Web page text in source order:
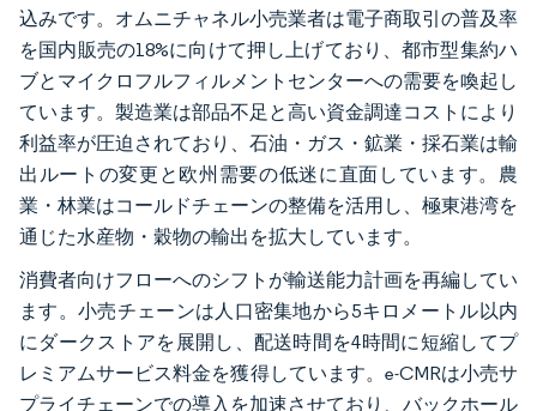
込みです。オムニチャネル小売業者は電子商取引の普及率
を国内販売の18%に向けて押し上げており、都市型集約ハ
ブとマイクロフルフィルメントセンターへの需要を喚起し
ています。製造業は部品不足と高い資金調達コストにより
利益率が圧迫されており、石油・ガス・鉱業・採石業は輸
出ルートの変更と欧州需要の低迷に直面しています。農
業・林業はコールドチェーンの整備を活用し、極東港湾を
通じた水産物・穀物の輸出を拡大しています。
消費者向けフローへのシフトが輸送能力計画を再編してい
ます。小売チェーンは人口密集地から5キロメートル以内
にダークストアを展開し、配送時間を4時間に短縮してプ
レミアムサービス料金を獲得しています。e-CMRは小売サ
プライチェーンでの導入を加速させており、バックホール